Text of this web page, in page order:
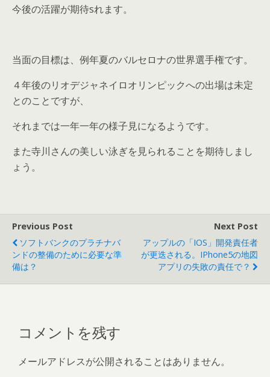
今後の活躍が期待sれます。
当面の目標は、例年夏のバルセロナの世界選手権です。
４年後のリオデジャネイロオリンピックへの出場は未定
とのことですが、
それまでは一年一年の様子見になるようです。
また寺川さんの美しい泳ぎを見られることを期待しまし
ょう。
Previous Post
ソフトバンクのプラチナバ
ンドの整備のために必要な準
備は？
Next Post
アップルの「iOS」開発責任者
が更迭される。iPhone5の地図
アプリの失敗の責任で？
コメントを残す
メールアドレスが公開されることはありません。